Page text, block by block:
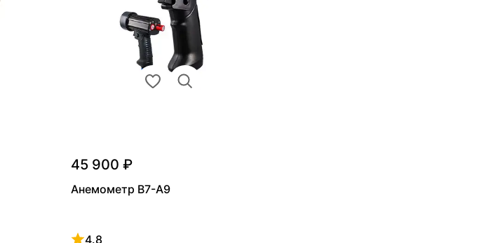
45 900 ₽
Анемометр В7-А9
4.8